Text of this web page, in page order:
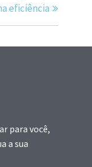
eficiência
para você,
a sua